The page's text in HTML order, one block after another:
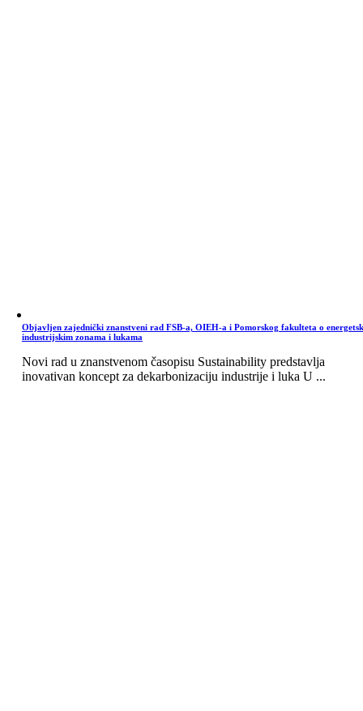
Objavljen zajednički znanstveni rad FSB-a, OIEH-a i Pomorskog fakulteta o
industrijskim zonama i lukama
Novi rad u znanstvenom časopisu Sustainability predstavlja
inovativan koncept za dekarbonizaciju industrije i luka U ...